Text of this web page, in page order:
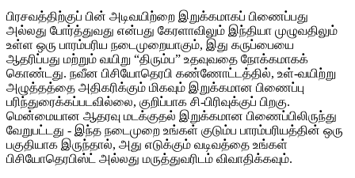
பிரசவத்திற்குப் பின் அடிவயிற்றை இறுக்கமாகப் பிணைப்பது
அல்லது போர்த்துவது என்பது கேரளாவிலும் இந்தியா முழுவதிலும்
உள்ள ஒரு பாரம்பரிய நடைமுறையாகும், இது கருப்பையை
ஆதரிப்பது மற்றும் வயிறு “திரும்ப” உதவுவதை நோக்கமாகக்
கொண்டது. நவீன பிசியோதெரபி கண்ணோட்டத்தில், உள்-வயிற்று
அழுத்தத்தை அதிகரிக்கும் மிகவும் இறுக்கமான பிணைப்பு
பரிந்துரைக்கப்படவில்லை, குறிப்பாக சி-பிரிவுக்குப் பிறகு.
மென்மையான ஆதரவு மடக்குதல் இறுக்கமான பிணைப்பிலிருந்து
வேறுபட்டது - இந்த நடைமுறை உங்கள் குடும்ப பாரம்பரியத்தின் ஒரு
பகுதியாக இருந்தால், அது எடுக்கும் வடிவத்தை உங்கள்
பிசியோதெரபிஸ்ட் அல்லது மருத்துவரிடம் விவாதிக்கவும்.